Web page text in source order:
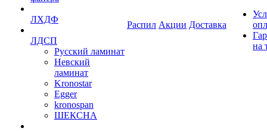
ЛХДФ
ЛДСП
Русский ламинат
Невский
ламинат
Kronostar
Egger
kronospan
ШЕКСНА
Распил Акции Доставка
на